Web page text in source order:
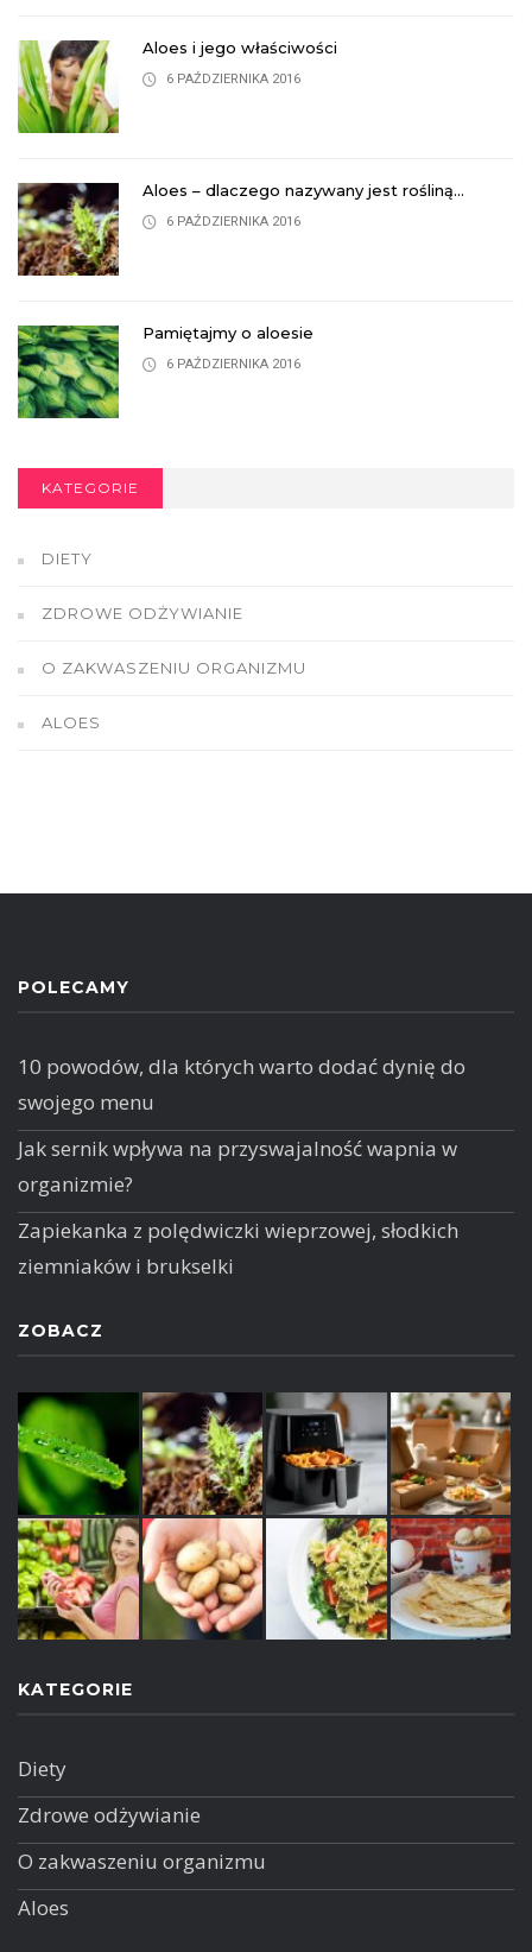
Aloes i jego właściwości
6 PAŹDZIERNIKA 2016
Aloes – dlaczego nazywany jest rośliną...
6 PAŹDZIERNIKA 2016
Pamiętajmy o aloesie
6 PAŹDZIERNIKA 2016
KATEGORIE
DIETY
ZDROWE ODŻYWIANIE
O ZAKWASZENIU ORGANIZMU
ALOES
POLECAMY
10 powodów, dla których warto dodać dynię do
swojego menu
Jak sernik wpływa na przyswajalność wapnia w
organizmie?
Zapiekanka z polędwiczki wieprzowej, słodkich
ziemniaków i brukselki
ZOBACZ
KATEGORIE
Diety
Zdrowe odżywianie
O zakwaszeniu organizmu
Aloes